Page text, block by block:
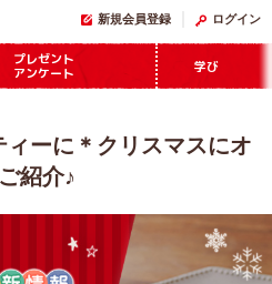
新規会員登録 ログイン
プレゼント
アンケート
学び
ーに＊クリスマスにオ
紹介♪